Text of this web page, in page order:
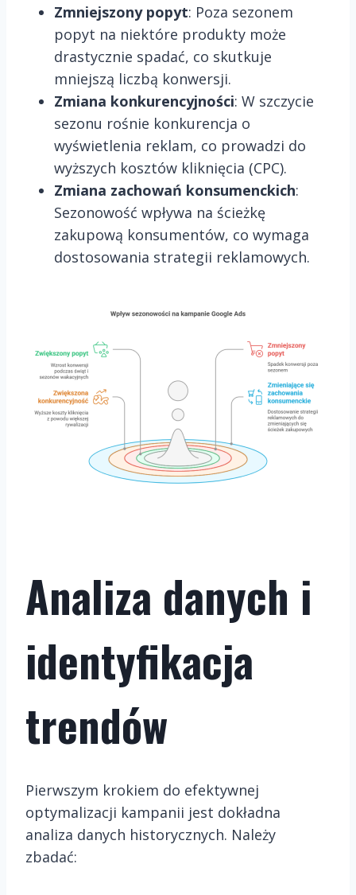
Zmniejszony popyt: Poza sezonem
popyt na niektóre produkty może
drastycznie spadać, co skutkuje
mniejszą liczbą konwersji.
Zmiana konkurencyjności: W szczycie
sezonu rośnie konkurencja o
wyświetlenia reklam, co prowadzi do
wyższych kosztów kliknięcia (CPC).
Zmiana zachowań konsumenckich:
Sezonowość wpływa na ścieżkę
zakupową konsumentów, co wymaga
dostosowania strategii reklamowych.
Analiza danych i
identyfikacja
trendów
Pierwszym krokiem do efektywnej
optymalizacji kampanii jest dokładna
analiza danych historycznych. Należy
zbadać: